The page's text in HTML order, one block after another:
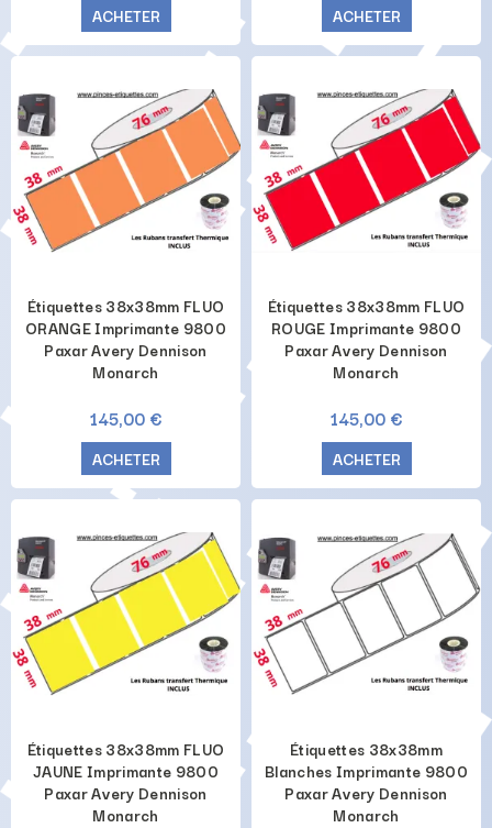
ACHETER ACHETER
Étiquettes 38x38mm FLUO
ORANGE Imprimante 9800
Paxar Avery Dennison
Monarch
145,00 €
ACHETER
Étiquettes 38x38mm FLUO
ROUGE Imprimante 9800
Paxar Avery Dennison
Monarch
145,00 €
ACHETER
Étiquettes 38x38mm FLUO
JAUNE Imprimante 9800
Paxar Avery Dennison
Monarch
Étiquettes 38x38mm
Blanches Imprimante 9800
Paxar Avery Dennison
Monarch